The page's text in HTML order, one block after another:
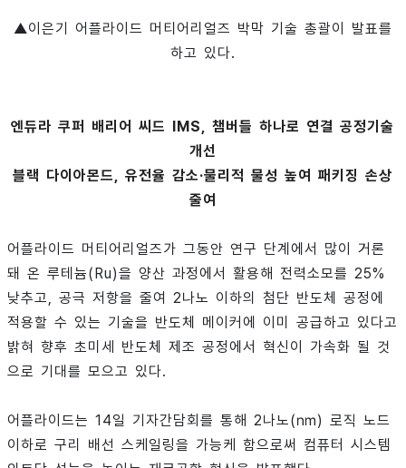
▲이은기 어플라이드 머티어리얼즈 박막 기술 총괄이 발표를
하고 있다.
엔듀라 쿠퍼 배리어 씨드 IMS, 챔버들 하나로 연결 공정기술
개선
블랙 다이아몬드, 유전율 감소·물리적 물성 높여 패키징 손상
줄여
어플라이드 머티어리얼즈가 그동안 연구 단계에서 많이 거론
돼 온 루테늄(Ru)을 양산 과정에서 활용해 전력소모를 25%
낮추고, 공극 저항을 줄여 2나노 이하의 첨단 반도체 공정에
적용할 수 있는 기술을 반도체 메이커에 이미 공급하고 있다고
밝혀 향후 초미세 반도체 제조 공정에서 혁신이 가속화 될 것
으로 기대를 모으고 있다.
어플라이드는 14일 기자간담회를 통해 2나노(㎚) 로직 노드
이하로 구리 배선 스케일링을 가능케 함으로써 컴퓨터 시스템